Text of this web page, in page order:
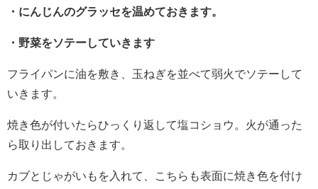
・にんじんのグラッセを温めておきます。
・野菜をソテーしていきます
フライパンに油を敷き、玉ねぎを並べて弱火でソテーして
いきます。
焼き色が付いたらひっくり返して塩コショウ。火が通った
ら取り出しておきます。
カブとじゃがいもを入れて、こちらも表面に焼き色を付け